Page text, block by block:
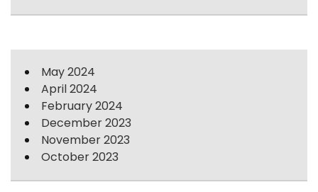
May 2024
April 2024
February 2024
December 2023
November 2023
October 2023